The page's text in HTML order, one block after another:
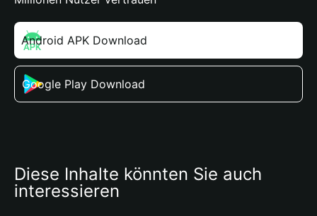
Android APK Download
Google Play Download
Diese Inhalte könnten Sie auch
interessieren